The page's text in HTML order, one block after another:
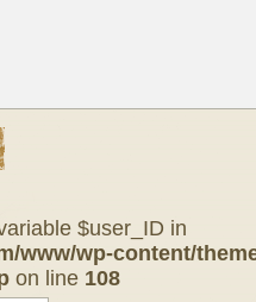
$user_ID in
www/wp-content/
on line 108